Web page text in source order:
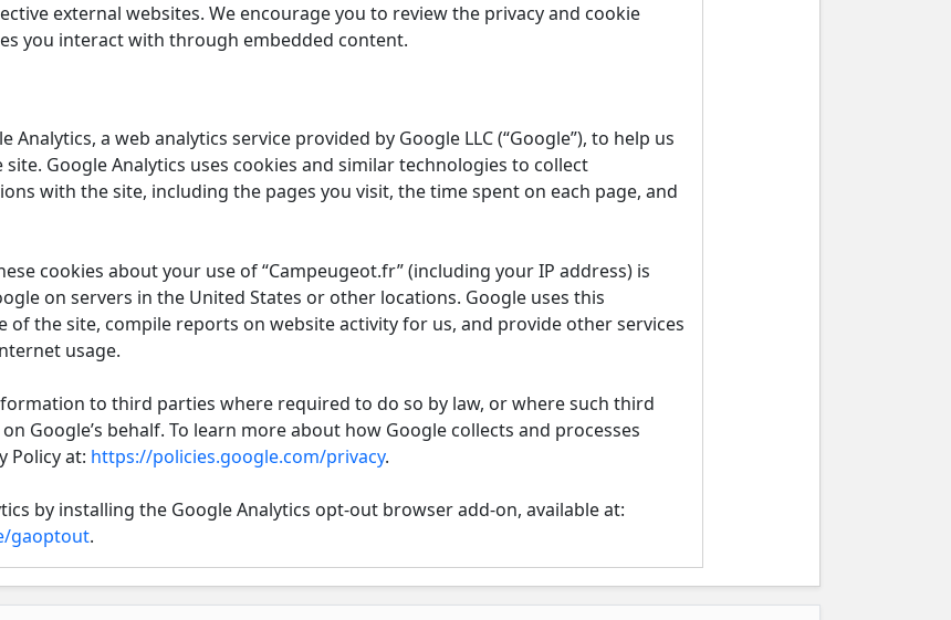
external websites. We encourage you to review the privacy and cookie
you interact with through embedded content.
Analytics, a web analytics service provided by Google LLC (“Google”), to help us
Google Analytics uses cookies and similar technologies to collect
with the site, including the pages you visit, the time spent on each page, and
cookies about your use of “Campeugeot.fr” (including your IP address) is
on servers in the United States or other locations. Google uses this
of the site, compile reports on website activity for us, and provide other services
usage.
to third parties where required to do so by law, or where such third
Google’s behalf. To learn more about how Google collects and processes
Policy at: https://policies.google.com/privacy.
by installing the Google Analytics opt-out browser add-on, available at:
gaoptout.